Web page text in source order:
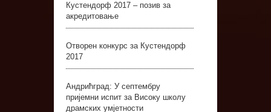
Кустендорф 2017 – позив за
акредитовање
Отворен конкурс за Кустендорф
2017
Андрићград: У септембру
пријемни испит за Високу школу
драмских умјетности